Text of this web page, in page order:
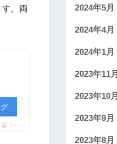
。両
ポチップ
2024年5月
2024年4月
2024年1月
2023年11月
2023年10月
2023年9月
2023年8月